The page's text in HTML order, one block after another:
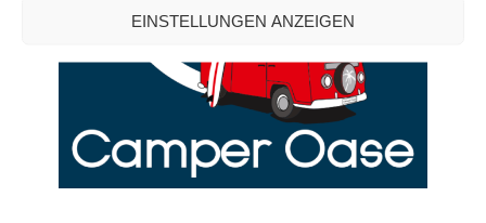
EINSTELLUNGEN ANZEIGEN